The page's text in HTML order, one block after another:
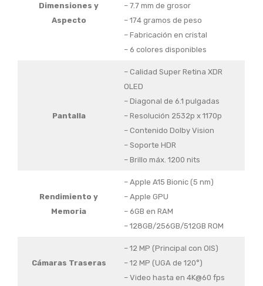
Dimensiones y
Aspecto
– 7.7 mm de grosor
– 174 gramos de peso
– Fabricación en cristal
– 6 colores disponibles
Pantalla
– Calidad Super Retina XDR
OLED
– Diagonal de 6.1 pulgadas
– Resolución 2532p x 1170p
– Contenido Dolby Vision
– Soporte HDR
– Brillo máx. 1200 nits
Rendimiento y
Memoria
– Apple A15 Bionic (5 nm)
– Apple GPU
– 6GB en RAM
– 128GB/256GB/512GB ROM
Cámaras Traseras
– 12 MP (Principal con OIS)
– 12 MP (UGA de 120°)
– Video hasta en 4K@60 fps